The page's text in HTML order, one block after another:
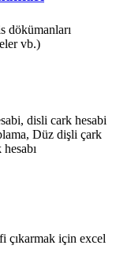
dökümanları
vb.)
disli cark hesabi
Düz dişli çark
çıkarmak için excel